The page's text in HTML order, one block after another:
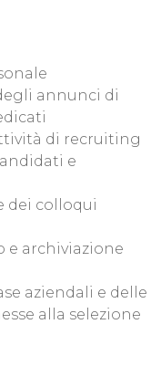
annunci di
di recruiting
e
dei colloqui
e archiviazione
aziendali e delle
alla selezione